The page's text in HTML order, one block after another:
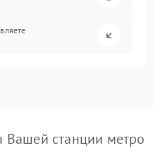
станции метро